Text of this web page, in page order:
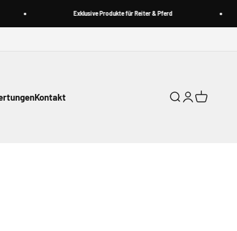
Exklusive Produkte für Reiter & Pferd
Kontakt
SucheAnmelden
Warenkorb